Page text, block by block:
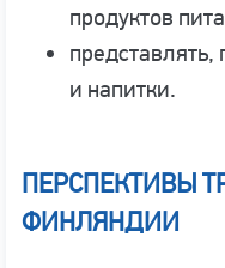
продуктов
представлять,
и напитки.
ПЕРСПЕКТИВЫ
ФИНЛЯНДИИ